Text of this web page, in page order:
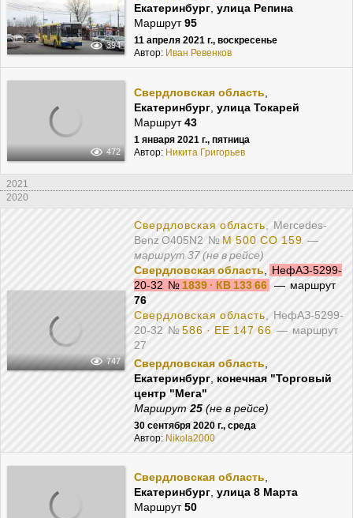
394
Екатеринбург, улица Репина
Маршрут95
11 апреля 2021 г., воскресенье
Автор: Иван Ревенков
472
Свердловская область
Екатеринбург, улица Токарей
Маршрут43
1 января 2021 г., пятница
Автор: Никита Григорьев
2021
2020
747
Свердловская область , Mercedes-
Benz O405N2 № М 500 СО 159 —
маршрут 37 (не в рейсе)
Свердловская область
НефАЗ-5299-
20-32 № 1839 · КВ 133 66 — маршрут
76
Свердловская область , НефАЗ-5299-
20-32 №586 · ЕЕ 147 66 — маршрут
27
Свердловская область
Екатеринбург, конечная "Торговый
центр "Мега"
Маршрут 25(не в рейсе)
30 сентября 2020 г., среда
Автор: Nikola2000
Свердловская область
Екатеринбург, улица 8 Марта
Маршрут50